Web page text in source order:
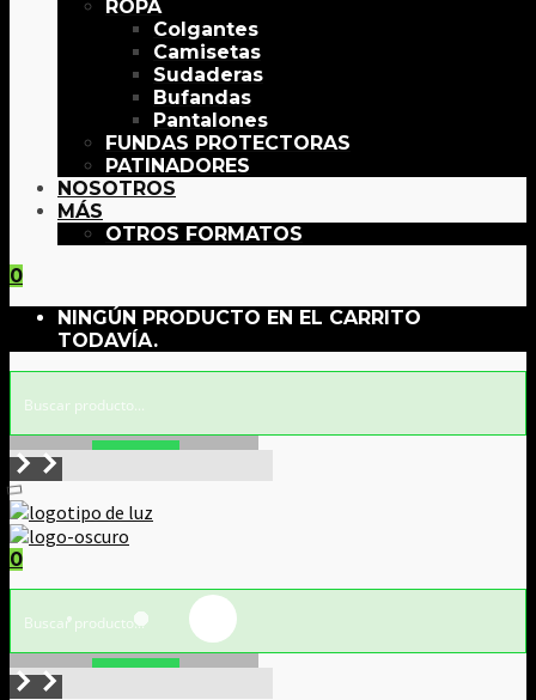
ROPA
Colgantes
Camisetas
Sudaderas
Bufandas
Pantalones
FUNDAS PROTECTORAS
PATINADORES
NOSOTROS
MÁS
OTROS FORMATOS
0
NINGÚN PRODUCTO EN EL CARRITO
TODAVÍA.
0